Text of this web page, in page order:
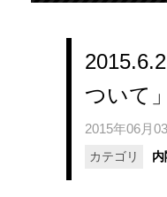
ついて」
2015年06月
カテゴリ